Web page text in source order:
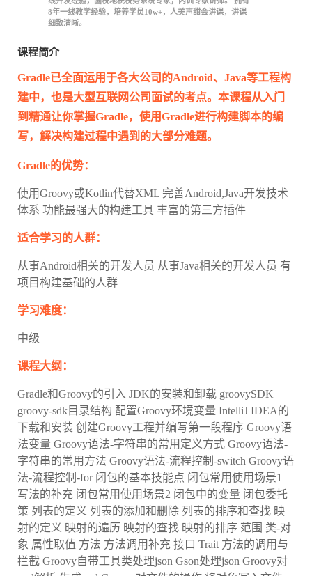
8年一线教学经验，培养学员10w+，人美声甜会讲课，讲课
细致清晰。
课程简介
Gradle已全面运用于各大公司的Android、Java等工程构
建中，也是大型互联网公司面试的考点。本课程从入门
到精通让你掌握Gradle，使用Gradle进行构建脚本的编
写，解决构建过程中遇到的大部分难题。
Gradle的优势：
使用Groovy或Kotlin代替XML 完善Android,Java开发技术
体系 功能最强大的构建工具 丰富的第三方插件
适合学习的人群：
从事Android相关的开发人员 从事Java相关的开发人员 有
项目构建基础的人群
学习难度：
中级
课程大纲：
Gradle和Groovy的引入 JDK的安装和卸载 groovySDK
groovy-sdk目录结构 配置Groovy环境变量 IntelliJ IDEA的
下载和安装 创建Groovy工程并编写第一段程序 Groovy语
法变量 Groovy语法-字符串的常用定义方式 Groovy语法-
字符串的常用方法 Groovy语法-流程控制-switch Groovy语
法-流程控制-for 闭包的基本技能点 闭包常用使用场景1
写法的补充 闭包常用使用场景2 闭包中的变量 闭包委托
策 列表的定义 列表的添加和删除 列表的排序和查找 映
射的定义 映射的遍历 映射的查找 映射的排序 范围 类-对
象 属性取值 方法 方法调用补充 接口 Trait 方法的调用与
拦截 Groovy自带工具类处理json Gson处理json Groovy对